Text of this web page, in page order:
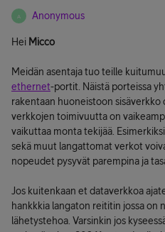
A Anonymous
Hei Micco
Meidän asentaja tuo teille
ethernet-portit. Näistä porteissa
rakentaan huoneistoon
verkkojen toimivuutta on
vaikuttaa monta tekijää.
sekä muut langattomat verkot
nopeudet pysyvät parempina ja
Jos kuitenkaan et dataverkkoa
hankkkia langaton reititin jossa on
lähetystehoa. Varsinkin jos